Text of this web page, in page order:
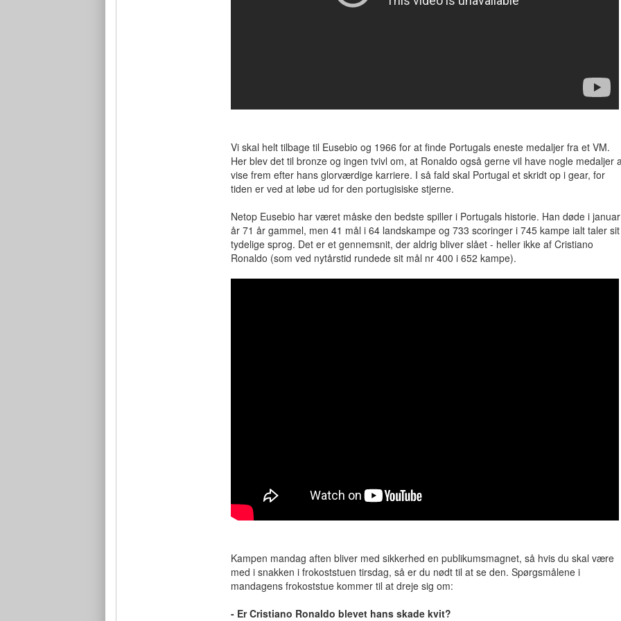
Vi skal helt tilbage til Eusebio og 1966 for at finde Portugals eneste medaljer fra et VM.
Her blev det til bronze og ingen tvivl om, at Ronaldo også gerne vil have nogle medaljer
vise frem efter hans glorværdige karriere. I så fald skal Portugal et skridt op i gear, for
tiden er ved at løbe ud for den portugisiske stjerne.
Netop Eusebio har været måske den bedste spiller i Portugals historie. Han døde i
år 71 år gammel, men 41 mål i 64 landskampe og 733 scoringer i 745 kampe ialt taler sit
tydelige sprog. Det er et gennemsnit, der aldrig bliver slået - heller ikke af Cristiano
Ronaldo (som ved nytårstid rundede sit mål nr 400 i 652 kampe).
Kampen mandag aften bliver med sikkerhed en publikumsmagnet, så hvis du skal være
med i snakken i frokoststuen tirsdag, så er du nødt til at se den. Spørgsmålene i
mandagens frokoststue kommer til at dreje sig om:
- Er Cristiano Ronaldo blevet hans skade kvit?